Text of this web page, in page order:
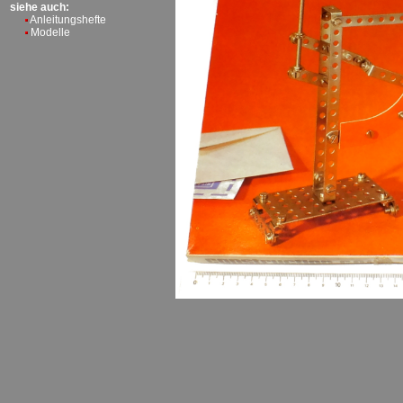
siehe auch:
Anleitungshefte
Modelle